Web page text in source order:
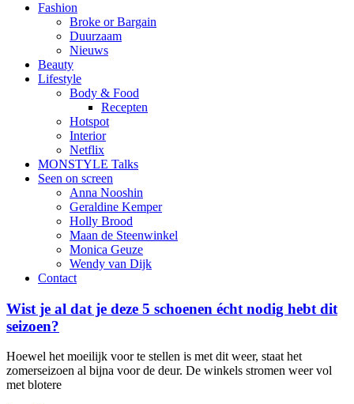
Fashion
Broke or Bargain
Duurzaam
Nieuws
Beauty
Lifestyle
Body & Food
Recepten
Hotspot
Interior
Netflix
MONSTYLE Talks
Seen on screen
Anna Nooshin
Geraldine Kemper
Holly Brood
Maan de Steenwinkel
Monica Geuze
Wendy van Dijk
Contact
Wist je al dat je deze 5 schoenen écht nodig hebt dit
seizoen?
Hoewel het moeilijk voor te stellen is met dit weer, staat het
zomerseizoen al bijna voor de deur. De winkels stromen weer vol
met blotere